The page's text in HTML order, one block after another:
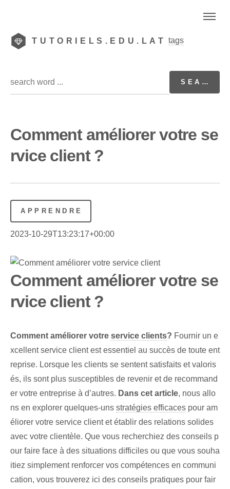
TUTORIELS.EDU.LAT tags
Comment améliorer votre se
rvice client ?
APPRENDRE
2023-10-29T13:23:17+00:00
Comment améliorer votre se
rvice client ?
Comment améliorer votre service clients? Fournir un e
xcellent service client est essentiel au succès de toute ent
reprise. Lorsque les clients se sentent satisfaits et valoris
és, ils sont plus susceptibles de revenir et de recommand
er votre entreprise à d’autres. Dans cet article, nous allo
ns en explorer quelques-uns stratégies efficaces pour am
éliorer votre service client et établir des relations solides
avec votre clientèle. Que vous recherchiez des conseils p
our faire face à des situations difficiles ou que vous souha
itiez simplement renforcer vos compétences en communi
cation, vous trouverez ici des conseils pratiques pour fair